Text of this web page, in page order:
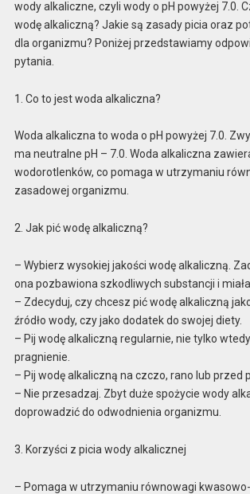
wody alkaliczne, czyli wody o pH powyżej 7.0.
wodę alkaliczną? Jakie są zasady picia oraz
dla organizmu? Poniżej przedstawiamy
pytania.
1. Co to jest woda alkaliczna?
Woda alkaliczna to woda o pH powyżej 7.0.
ma neutralne pH – 7.0. Woda alkaliczna
wodorotlenków, co pomaga w utrzymaniu
zasadowej organizmu.
2. Jak pić wodę alkaliczną?
– Wybierz wysokiej jakości wodę alkaliczną.
ona pozbawiona szkodliwych substancji i
– Zdecyduj, czy chcesz pić wodę alkaliczną
źródło wody, czy jako dodatek do swojej diety.
– Pij wodę alkaliczną regularnie, nie tylko
pragnienie.
– Pij wodę alkaliczną na czczo, rano lub przed
– Nie przesadzaj. Zbyt duże spożycie wody
doprowadzić do odwodnienia organizmu.
3. Korzyści z picia wody alkalicznej
– Pomaga w utrzymaniu równowagi